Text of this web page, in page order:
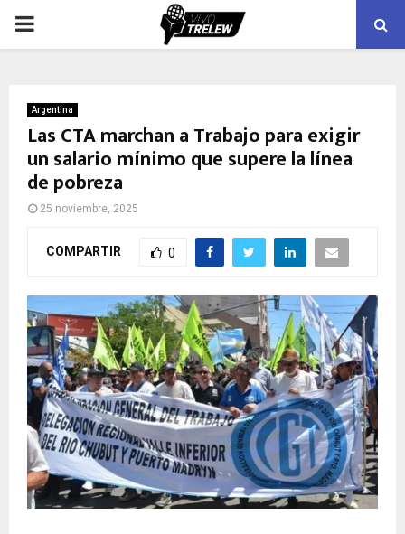
PRIMARY
Argentina
Las CTA marchan a Trabajo para exigir
un salario mínimo que supere la línea
de pobreza
25 noviembre, 2025
COMPARTIR 0